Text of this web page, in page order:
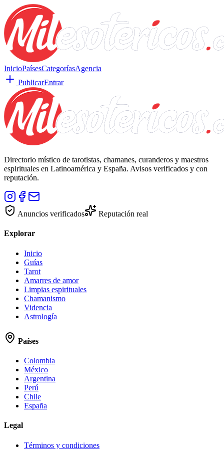
InicioPaísesCategoríasAgencia
PublicarEntrar
Directorio místico de tarotistas, chamanes, curanderos y maestros
espirituales en Latinoamérica y España. Avisos verificados y con
reputación.
Anuncios verificados Reputación real
Explorar
Inicio
Guías
Tarot
Amarres de amor
Limpias espirituales
Chamanismo
Videncia
Astrología
Países
Colombia
México
Argentina
Perú
Chile
España
Legal
Términos y condiciones